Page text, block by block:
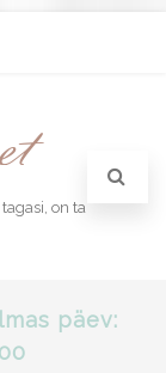
on ta
päev: